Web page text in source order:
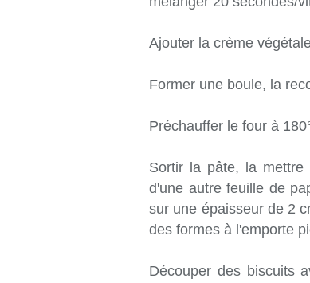
Ajouter la crème
Former une boule, la
Préchauffer le four à
Sortir la pâte, la
d'une autre feuille de
sur une épaisseur de 2
des formes à l'emporte
Découper des biscuits